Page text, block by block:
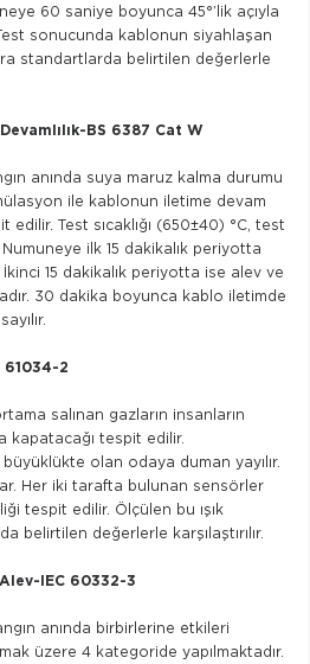
60 saniye boyunca 45°’lik açıyla
sonucunda kablonun siyahlaşan
standartlarda belirtilen değerlerle
BS 6387 Cat W
anında suya maruz kalma durumu
ile kablonun iletime devam
Test sıcaklığı (650±40) °C, test
ilk 15 dakikalık periyotta
İkinci 15 dakikalık periyotta ise alev ve
30 dakika boyunca kablo iletimde
61034-2
salınan gazların insanların
kapatacağı tespit edilir.
olan odaya duman yayılır.
Her iki tarafta bulunan sensörler
tespit edilir. Ölçülen bu ışık
belirtilen değerlerle karşılaştırılır.
IEC 60332-3
anında birbirlerine etkileri
üzere 4 kategoride yapılmaktadır.